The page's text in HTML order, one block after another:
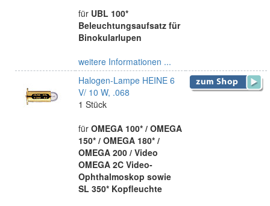
für UBL 100*
Beleuchtungsaufsatz für
Binokularlupen
weitere Informationen ...
Halogen-Lampe HEINE 6
V/ 10 W, .068
1 Stück
für OMEGA 100* / OMEGA
150* / OMEGA 180* /
OMEGA 200 / Video
OMEGA 2C Video-
Ophthalmoskop sowie
SL 350* Kopfleuchte